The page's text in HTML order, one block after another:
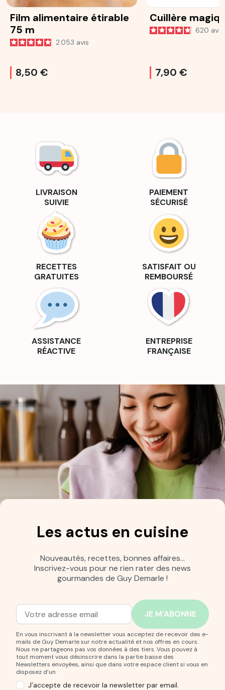
Film alimentaire étirable
75 m
2 053 avis
8,50 €
Cuillère
620 avis
7,90 €
LIVRAISON
SUIVIE
PAIEMENT
SÉCURISÉ
RECETTES
GRATUITES
SATISFAIT OU
REMBOURSÉ
ASSISTANCE
RÉACTIVE
ENTREPRISE
FRANÇAISE
Les actus en cuisine
Nouveautés, recettes, bonnes affaires…
Inscrivez-vous pour ne rien rater des news
gourmandes de Guy Demarle !
Adresse mail
Entrez votre adresse mail pour vous abonner à notre
En vous inscrivant à la newsletter vous acceptez de recevoir des e-
mails de Guy Demarle sur notre actualité et nos offres en cours.
Nous ne partageons pas vos données à des tiers. Vous pouvez à
tout moment vous désinscrire dans la partie basse des
Newsletters envoyées, ainsi que dans votre espace client si vous en
disposez d’un
J’accepte de recevoir la newsletter par email.